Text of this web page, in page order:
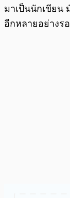
มาเป็นนักเขียน
อีกหลายอย่างร